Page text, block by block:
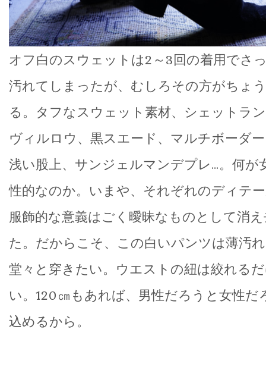
オフ白のスウェットは2～3回の着用でさ
汚れてしまったが、むしろその方がちょ
る。タフなスウェット素材、シェットラ
ヴィルロウ、黒スエード、マルチボーダ
浅い股上、サンジェルマンデプレ…。何が
性的なのか。いまや、それぞれのディテ
服飾的な意義はごく曖昧なものとして消
た。だからこそ、この白いパンツは薄汚
堂々と穿きたい。ウエストの紐は絞れる
い。120㎝もあれば、男性だろうと女性
込めるから。